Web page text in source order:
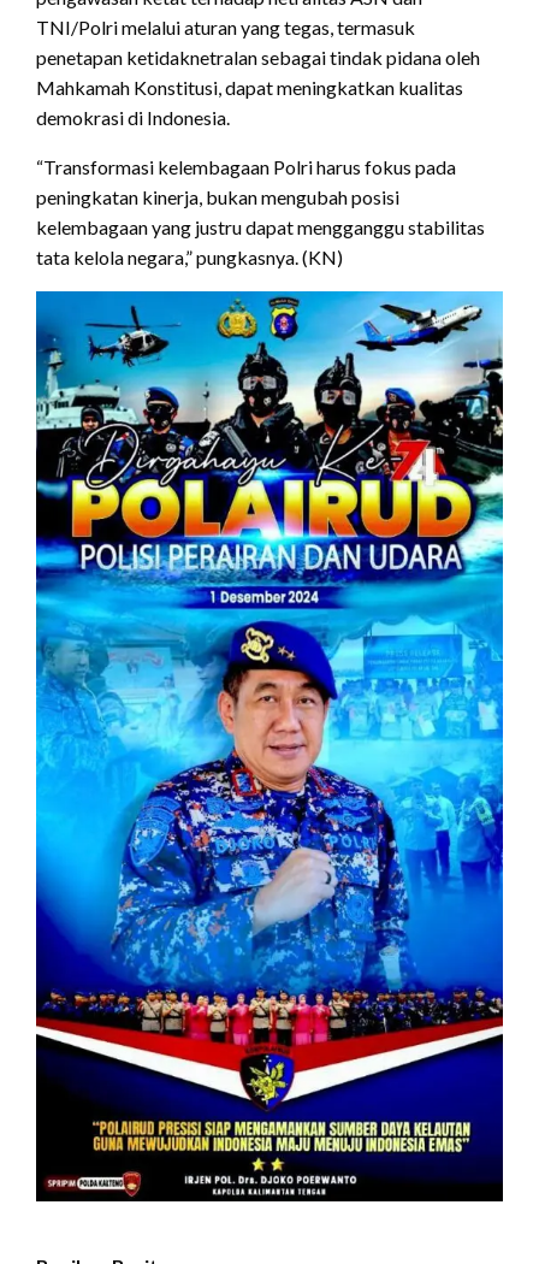
TNI/Polri melalui aturan yang tegas, termasuk
penetapan ketidaknetralan sebagai tindak pidana oleh
Mahkamah Konstitusi, dapat meningkatkan kualitas
demokrasi di Indonesia.
“Transformasi kelembagaan Polri harus fokus pada
peningkatan kinerja, bukan mengubah posisi
kelembagaan yang justru dapat mengganggu stabilitas
tata kelola negara,” pungkasnya. (KN)